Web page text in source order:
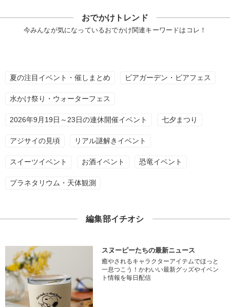
おでかけトレンド
今みんなが気になっているおでかけ関連キーワードはコレ！
夏の注目イベント・催しまとめ ビアガーデン・ビアフェス
水かけ祭り・ウォーターフェス
2026年9月19日～23日の連休開催イベント 七夕まつり
アジサイの見頃 リアル謎解きイベント
スイーツイベント お酒イベント 恐竜イベント
プラネタリウム・天体観測
編集部イチオシ
スヌーピーたちの最新ニュース
癒やされるキャラクターアイテムでほっと
一息つこう！かわいい最新グッズやイベン
ト情報を毎日配信